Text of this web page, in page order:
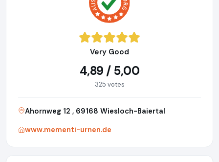
Very Good
4,89 / 5,00
325 votes
Ahornweg 12 , 69168 Wiesloch-Baiertal
www.mementi-urnen.de